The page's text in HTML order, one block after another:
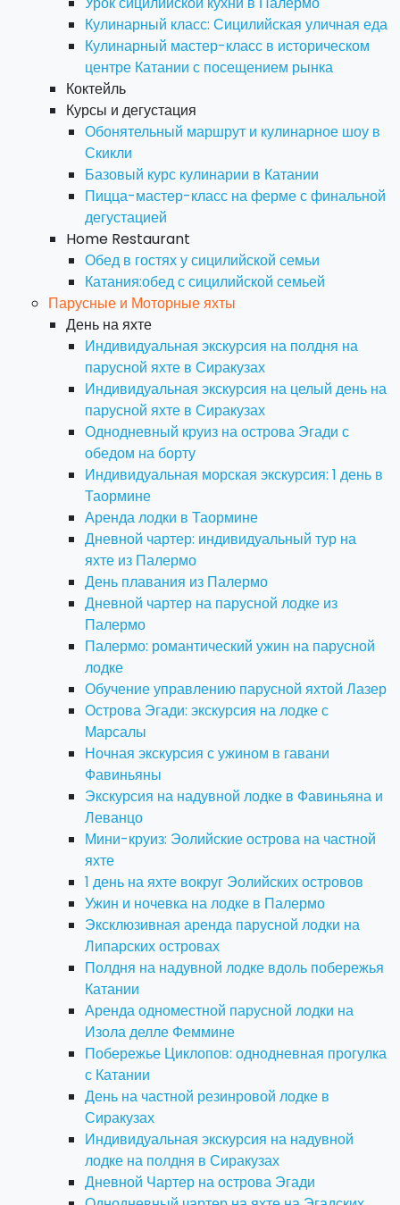
Кулинарный класс: Сицилийская уличная еда
Кулинарный мастер-класс в историческом
центре Катании с посещением рынка
Коктейль
Курсы и дегустация
Обонятельный маршрут и кулинарное шоу в
Скикли
Базовый курс кулинарии в Катании
Пицца-мастер-класс на ферме с финальной
дегустацией
Home Restaurant
Обед в гостях у сицилийской семьи
Катания:обед с сицилийской семьей
Парусные и Моторные яхты
День на яхте
Индивидуальная экскурсия на полдня на
парусной яхте в Сиракузах
Индивидуальная экскурсия на целый день на
парусной яхте в Сиракузах
Однодневный круиз на острова Эгади с
обедом на борту
Индивидуальная морская экскурсия: 1 день в
Таормине
Аренда лодки в Таормине
Дневной чартер: индивидуальный тур на
яхте из Палермо
День плавания из Палермо
Дневной чартер на парусной лодке из
Палермо
Палермо: романтический ужин на парусной
лодке
Обучение управлению парусной яхтой Лазер
Острова Эгади: экскурсия на лодке с
Марсалы
Ночная экскурсия с ужином в гавани
Фавиньяны
Экскурсия на надувной лодке в Фавиньяна и
Леванцо
Мини-круиз: Эолийские острова на частной
яхте
1 день на яхте вокруг Эолийских островов
Ужин и ночевка на лодке в Палермо
Эксклюзивная аренда парусной лодки на
Липарских островах
Полдня на надувной лодке вдоль побережья
Катании
Аренда одноместной парусной лодки на
Изола делле Феммине
Побережье Циклопов: однодневная прогулка
с Катании
День на частной резинровой лодке в
Сиракузах
Индивидуальная экскурсия на надувной
лодке на полдня в Сиракузах
Дневной Чартер на острова Эгади